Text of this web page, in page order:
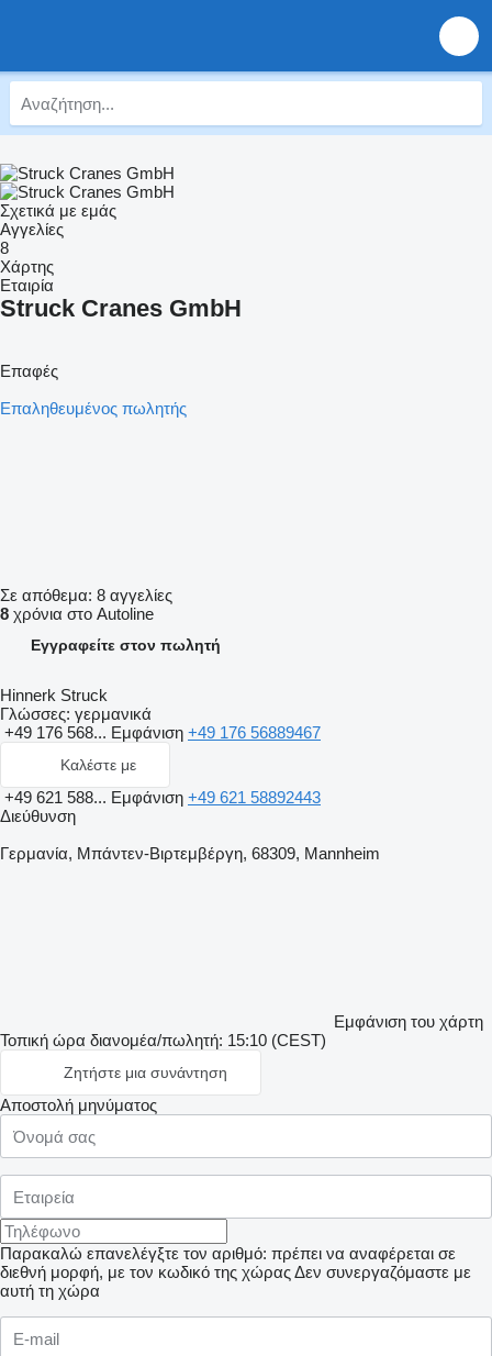
Σχετικά με εμάς
Αγγελίες
8
Χάρτης
Εταιρία
Struck Cranes GmbH
Επαφές
Επαληθευμένος πωλητής
Σε απόθεμα: 8 αγγελίες
8 χρόνια στο Autoline
Εγγραφείτε στον πωλητή
Hinnerk Struck
Γλώσσες: γερμανικά
+49 176 568... Εμφάνιση +49 176 56889467
Καλέστε με
+49 621 588... Εμφάνιση +49 621 58892443
Διεύθυνση
Γερμανία, Μπάντεν-Βιρτεμβέργη, 68309, Mannheim
Εμφάνιση του χάρτη
Τοπική ώρα διανομέα/πωλητή: 15:10 (CEST)
Ζητήστε μια συνάντηση
Αποστολή μηνύματος
Παρακαλώ επανελέγξτε τον αριθμό: πρέπει να αναφέρεται σε
διεθνή μορφή, με τον κωδικό της χώραςΔεν συνεργαζόμαστε με
αυτή τη χώρα